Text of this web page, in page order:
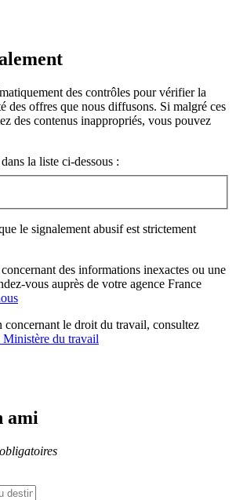
des contrôles pour vérifier la
des offres que nous diffusons. Si malgré ces
des contenus inappropriés, vous pouvez
la liste ci-dessous :
le signalement abusif est strictement
des informations inexactes ou une
vous auprès de votre agence France
concernant le droit du travail, consultez
Ministère du travail
ami